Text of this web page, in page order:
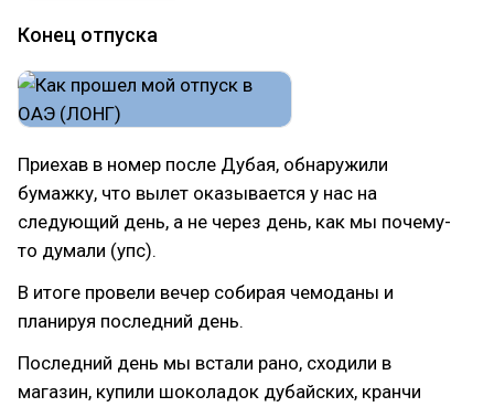
Конец отпуска
Приехав в номер после Дубая, обнаружили
бумажку, что вылет оказывается у нас на
следующий день, а не через день, как мы почему-
то думали (упс).
В итоге провели вечер собирая чемоданы и
планируя последний день.
Последний день мы встали рано, сходили в
магазин, купили шоколадок дубайских, кранчи